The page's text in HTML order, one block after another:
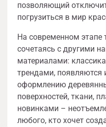
позволяющий
погрузиться в мир
На современном этапе
сочетаясь с другими
материалами:
трендами, появляются
оформлению
поверхностей, ткани,
новинками –
любого, кто хочет